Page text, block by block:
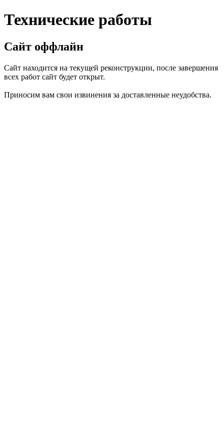
Технические работы
Сайт оффлайн
Сайт находится на текущей реконструкции, после завершения
всех работ сайт будет открыт.
Приносим вам свои извинения за доставленные неудобства.